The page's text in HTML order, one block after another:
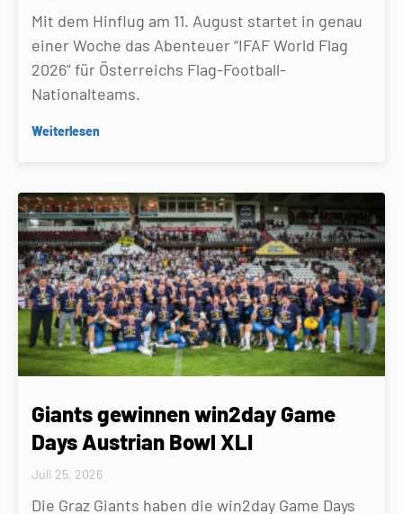
Mit dem Hinflug am 11. August startet in genau
einer Woche das Abenteuer “IFAF World Flag
2026” für Österreichs Flag-Football-
Nationalteams.
Weiterlesen
Giants gewinnen win2day Game
Days Austrian Bowl XLI
Juli 25, 2026
Die Graz Giants haben die win2day Game Days